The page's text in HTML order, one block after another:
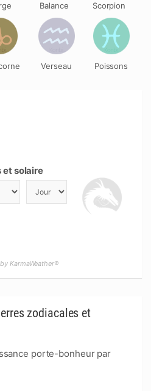
zodiacales et
porte-bonheur par
et solaire
KarmaWeather®
Balance Scorpion
Verseau Poissons